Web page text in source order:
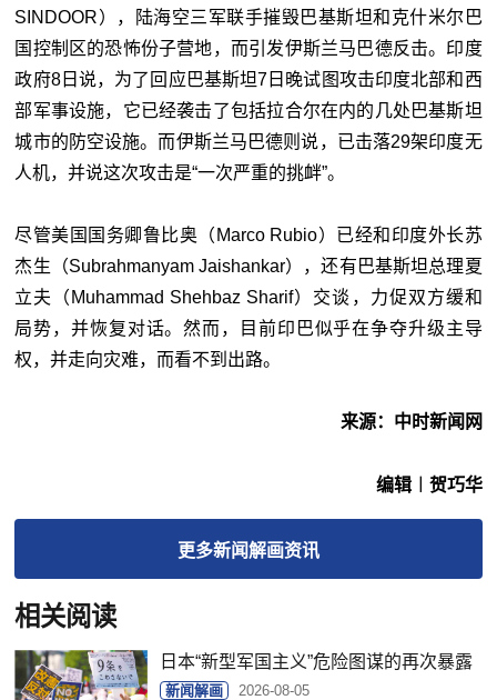
SINDOOR），陆海空三军联手摧毁巴基斯坦和克什米尔巴
国控制区的恐怖份子营地，而引发伊斯兰马巴德反击。印度
政府8日说，为了回应巴基斯坦7日晚试图攻击印度北部和西
部军事设施，它已经袭击了包括拉合尔在内的几处巴基斯坦
城市的防空设施。而伊斯兰马巴德则说，已击落29架印度无
人机，并说这次攻击是“一次严重的挑衅”。
尽管美国国务卿鲁比奥（Marco Rubio）已经和印度外长苏
杰生（Subrahmanyam Jaishankar），还有巴基斯坦总理夏
立夫（Muhammad Shehbaz Sharif）交谈，力促双方缓和
局势，并恢复对话。然而，目前印巴似乎在争夺升级主导
权，并走向灾难，而看不到出路。
来源：中时新闻网
编辑︱贺巧华
更多新闻解画资讯
相关阅读
日本“新型军国主义”危险图谋的再次暴露
新闻解画 2026-08-05